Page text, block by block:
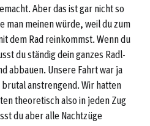
Aber das ist gar nicht so
man meinen würde, weil du zum
dem Rad reinkommst. Wenn du
du ständig dein ganzes Radl-
abbauen. Unsere Fahrt war ja
anstrengend. Wir hatten
theoretisch also in jeden Zug
du aber alle Nachtzüge